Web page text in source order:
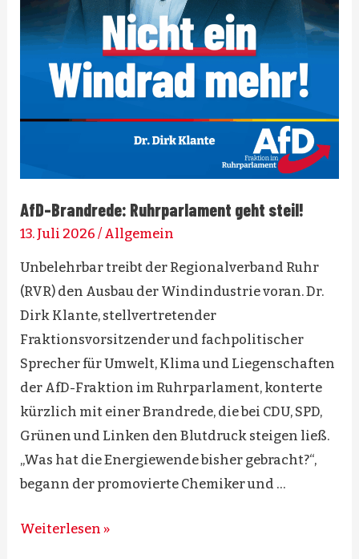
AfD-Brandrede: Ruhrparlament geht steil!
13. Juli 2026 / Allgemein
Unbelehrbar treibt der Regionalverband Ruhr
(RVR) den Ausbau der Windindustrie voran. Dr.
Dirk Klante, stellvertretender
Fraktionsvorsitzender und fachpolitischer
Sprecher für Umwelt, Klima und Liegenschaften
der AfD-Fraktion im Ruhrparlament, konterte
kürzlich mit einer Brandrede, die bei CDU, SPD,
Grünen und Linken den Blutdruck steigen ließ.
„Was hat die Energiewende bisher gebracht?“,
begann der promovierte Chemiker und …
AfD-
Weiterlesen »